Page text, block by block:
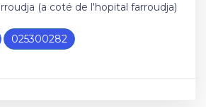
(a coté de l'hopital farroudja)
025300282